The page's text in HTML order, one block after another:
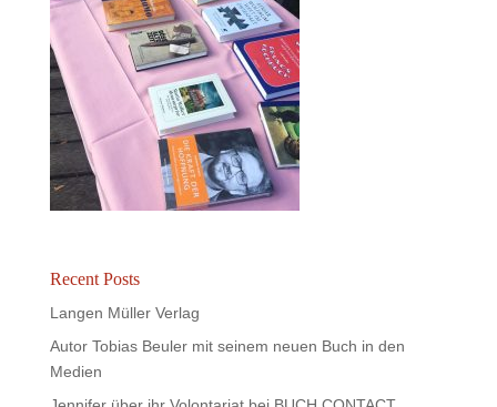
Recent Posts
Langen Müller Verlag
Autor Tobias Beuler mit seinem neuen Buch in den
Medien